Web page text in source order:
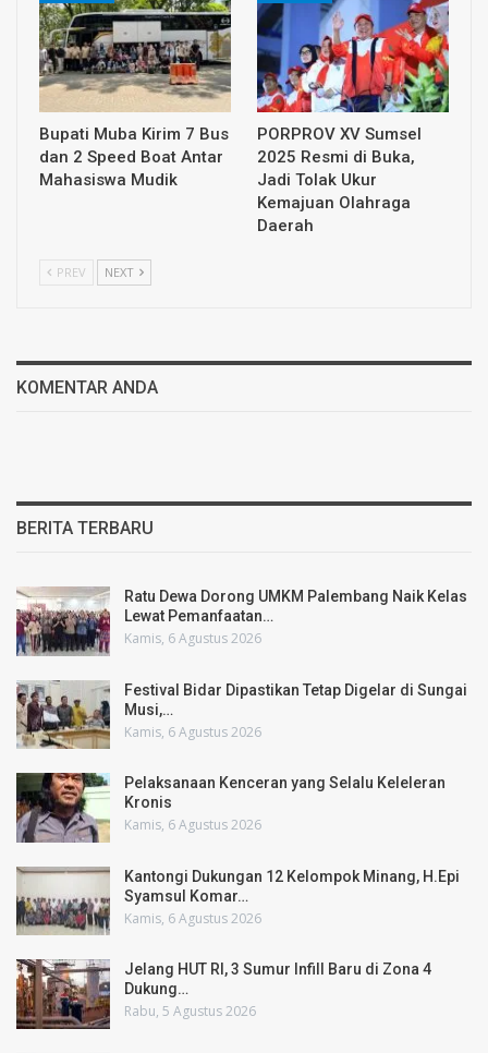
Bupati Muba Kirim 7 Bus
dan 2 Speed Boat Antar
Mahasiswa Mudik
PORPROV XV Sumsel
2025 Resmi di Buka,
Jadi Tolak Ukur
Kemajuan Olahraga
Daerah
PREV NEXT
KOMENTAR ANDA
BERITA TERBARU
Ratu Dewa Dorong UMKM Palembang Naik Kelas
Lewat Pemanfaatan…
Kamis, 6 Agustus 2026
Festival Bidar Dipastikan Tetap Digelar di Sungai
Musi,…
Kamis, 6 Agustus 2026
Pelaksanaan Kenceran yang Selalu Keleleran
Kronis
Kamis, 6 Agustus 2026
Kantongi Dukungan 12 Kelompok Minang, H.Epi
Syamsul Komar…
Kamis, 6 Agustus 2026
Jelang HUT RI, 3 Sumur Infill Baru di Zona 4
Dukung…
Rabu, 5 Agustus 2026